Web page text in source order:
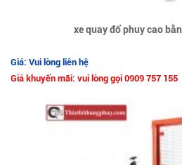
xe quay đổ phuy cao
Giá: Vui lòng liên hệ
Giá khuyến mãi: vui lòng gọi 0909 757 155